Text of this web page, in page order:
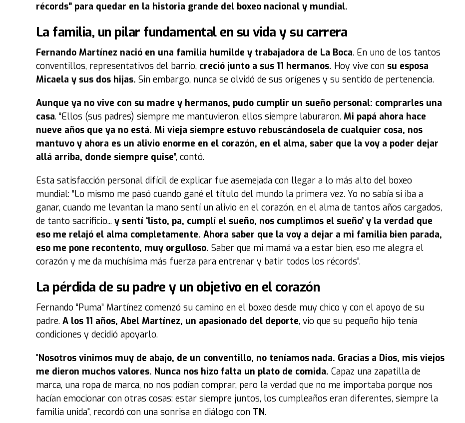
récords” para quedar en la historia grande del boxeo nacional y mundial.
La familia, un pilar fundamental en su vida y su carrera
Fernando Martínez nació en una familia humilde y trabajadora de La Boca. En uno de los tantos
conventillos, representativos del barrio, creció junto a sus 11 hermanos. Hoy vive con su esposa
Micaela y sus dos hijas. Sin embargo, nunca se olvidó de sus orígenes y su sentido de pertenencia.
Aunque ya no vive con su madre y hermanos, pudo cumplir un sueño personal: comprarles una
casa. “Ellos (sus padres) siempre me mantuvieron, ellos siempre laburaron. Mi papá ahora hace
nueve años que ya no está. Mi vieja siempre estuvo rebuscándosela de cualquier cosa, nos
mantuvo y ahora es un alivio enorme en el corazón, en el alma, saber que la voy a poder dejar
allá arriba, donde siempre quise”, contó.
Esta satisfacción personal difícil de explicar fue asemejada con llegar a lo más alto del boxeo
mundial: “Lo mismo me pasó cuando gané el título del mundo la primera vez. Yo no sabía si iba a
ganar, cuando me levantan la mano sentí un alivio en el corazón, en el alma de tantos años cargados,
de tanto sacrificio... y sentí ‘listo, pa, cumplí el sueño, nos cumplimos el sueño’ y la verdad que
eso me relajó el alma completamente. Ahora saber que la voy a dejar a mi familia bien parada,
eso me pone recontento, muy orgulloso. Saber que mi mamá va a estar bien, eso me alegra el
corazón y me da muchísima más fuerza para entrenar y batir todos los récords”.
La pérdida de su padre y un objetivo en el corazón
Fernando “Puma” Martínez comenzó su camino en el boxeo desde muy chico y con el apoyo de su
padre. A los 11 años, Abel Martínez, un apasionado del deporte, vio que su pequeño hijo tenía
condiciones y decidió apoyarlo.
"Nosotros vinimos muy de abajo, de un conventillo, no teníamos nada. Gracias a Dios, mis viejos
me dieron muchos valores. Nunca nos hizo falta un plato de comida. Capaz una zapatilla de
marca, una ropa de marca, no nos podían comprar, pero la verdad que no me importaba porque nos
hacían emocionar con otras cosas: estar siempre juntos, los cumpleaños eran diferentes, siempre la
familia unida", recordó con una sonrisa en diálogo con TN.